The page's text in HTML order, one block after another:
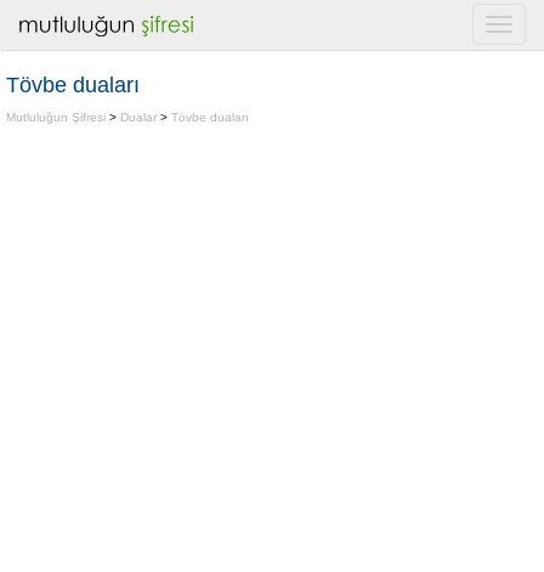
Tövbe duaları
Mutluluğun Şifresi > Dualar > Tövbe duaları